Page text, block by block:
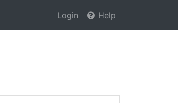
Login Help